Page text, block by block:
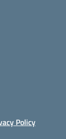
Policy